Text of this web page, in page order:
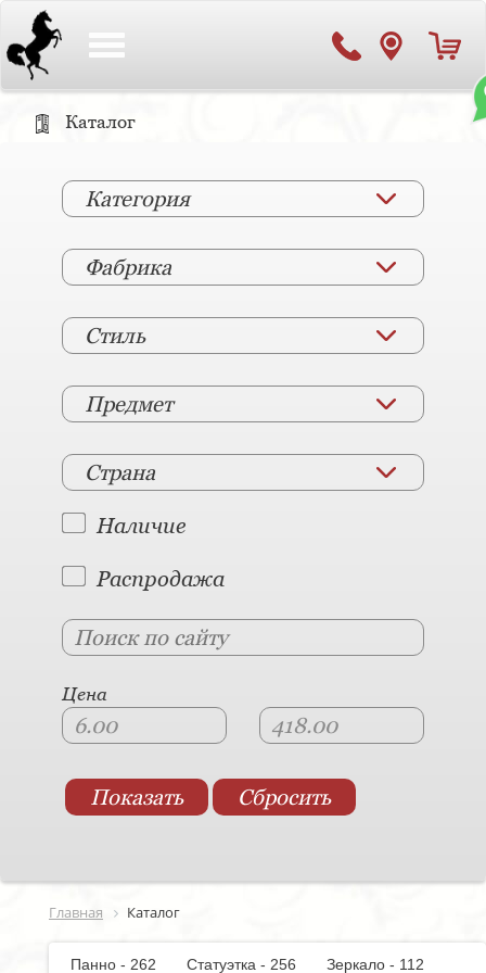
Каталог
Категория
Фабрика
Стиль
Предмет
Страна
Наличие
Распродажа
Цена
Главная Каталог
Панно - 262 Статуэтка - 256
Зеркало - 112